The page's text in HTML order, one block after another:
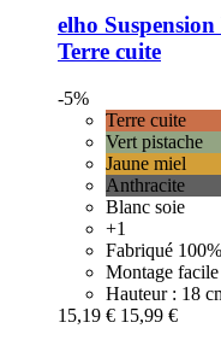
elho
Terre cuite
-5%
Terre cuite
Vert pistache
Jaune miel
Anthracite
Blanc soie
+1
Fabriqué
Montage facile
Hauteur : 18
15,19 € 15,99 €